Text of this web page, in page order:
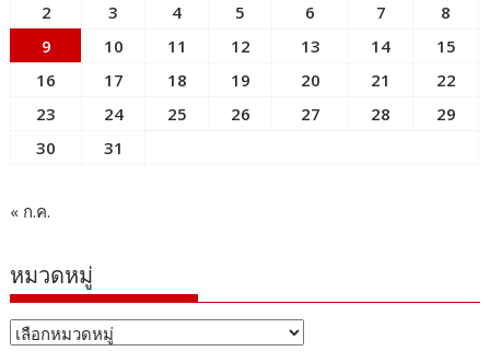
2
3 4 5 6 7
8
9
10 11 12 13 14
15
16
17 18 19 20 21
22
23
24 25 26 27 28
29
30
31
« ก.ค.
หมวดหมู่
หมวด